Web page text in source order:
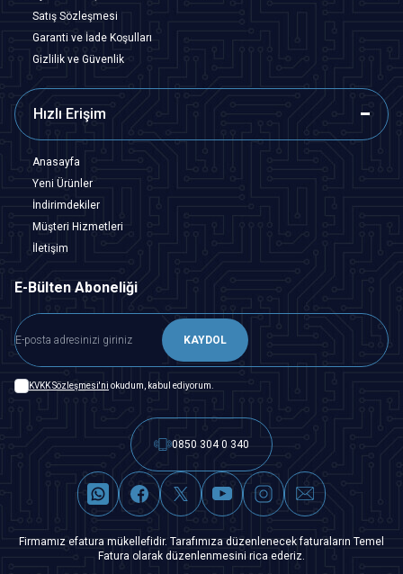
Satış Sözleşmesi
Garanti ve İade Koşulları
Gizlilik ve Güvenlik
Hızlı Erişim
Anasayfa
Yeni Ürünler
İndirimdekiler
Müşteri Hizmetleri
İletişim
E-Bülten Aboneliği
KAYDOL
KVKK Sözleşmesi'ni okudum, kabul ediyorum.
0850 304 0 340
Firmamız efatura mükellefidir. Tarafımıza düzenlenecek faturaların Temel
Fatura olarak düzenlenmesini rica ederiz.